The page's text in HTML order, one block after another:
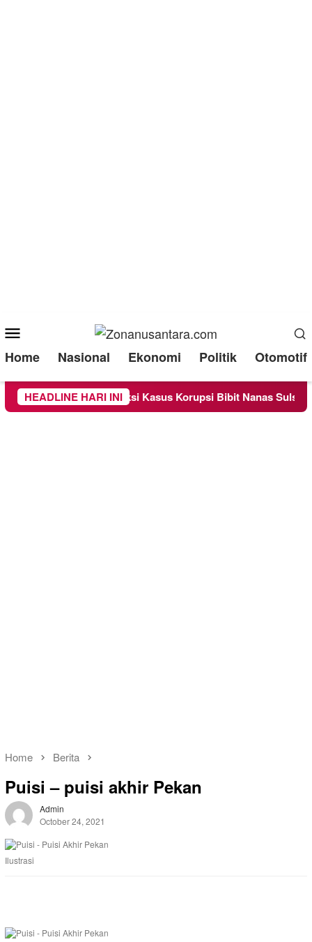
Menu
Home Nasional Ekonomi Politik Otomotif
HEADLINE HARI INI
Sebagai Saksi Kasus Korupsi Bibit Nanas Sulsel Rp 52,4
Home Berita
Puisi – puisi akhir Pekan
Admin
October 24, 2021
Ilustrasi